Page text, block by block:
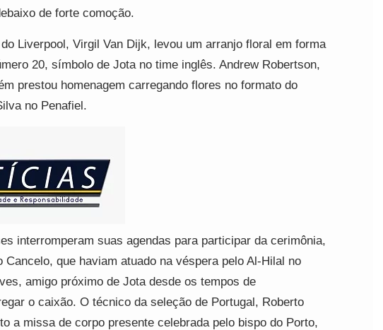
de forte comoção.
Liverpool, Virgil Van Dijk, levou um arranjo floral em forma
20, símbolo de Jota no time inglês. Andrew Robertson,
prestou homenagem carregando flores no formato do
no Penafiel.
interromperam suas agendas para participar da cerimônia,
Cancelo, que haviam atuado na véspera pelo Al-Hilal no
amigo próximo de Jota desde os tempos de
o caixão. O técnico da seleção de Portugal, Roberto
a missa de corpo presente celebrada pelo bispo do Porto,